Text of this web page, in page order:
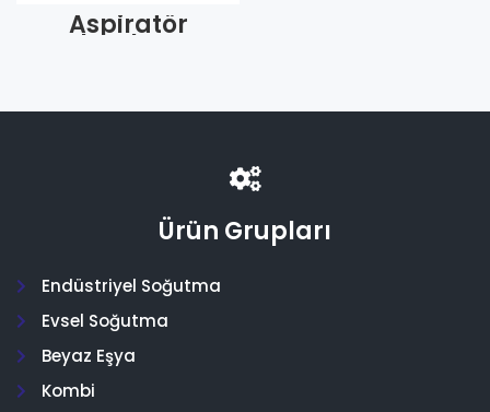
Aspiratör
Davlumbaz Tuş
(Adet)
Ürün Grupları
Endüstriyel Soğutma
Evsel Soğutma
Beyaz Eşya
Kombi